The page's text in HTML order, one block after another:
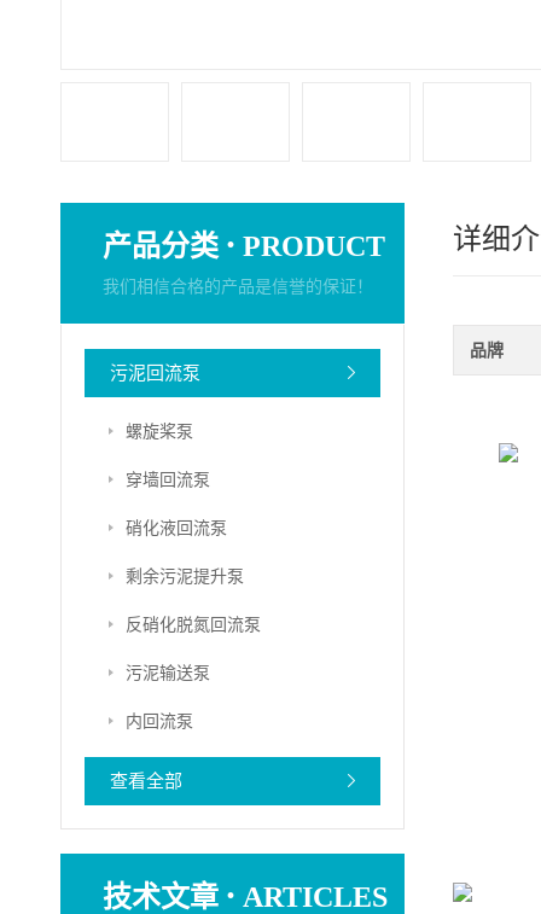
产品分类 · PRODUCT
我们相信合格的产品是信誉的保证！
污泥回流泵
螺旋桨泵
穿墙回流泵
硝化液回流泵
剩余污泥提升泵
反硝化脱氮回流泵
污泥输送泵
内回流泵
查看全部
技术文章 · ARTICLES
详细
品牌